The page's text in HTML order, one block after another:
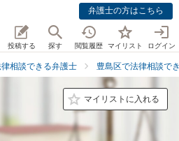
弁護士の方はこちら
投稿する 探す 閲覧履歴 マイリスト ログイン
相談できる弁護士 豊島区で法律相談で
マイリストに入れる